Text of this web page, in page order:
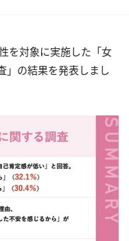
を対象に実施した「女
」の結果を発表しまし